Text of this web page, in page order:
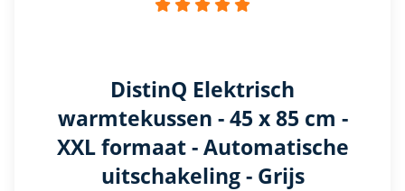
DistinQ Elektrisch
warmtekussen - 45 x 85 cm -
XXL formaat - Automatische
uitschakeling - Grijs